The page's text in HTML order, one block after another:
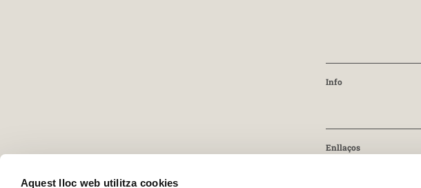
Aquest lloc web utilitza cookies
Info
Enllaços